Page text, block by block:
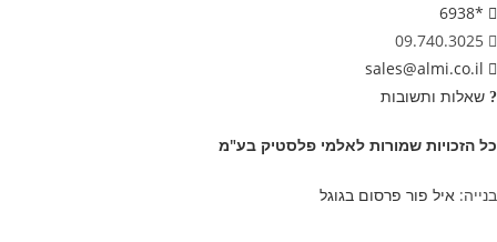
*6938
09.740.3025
sales@almi.co.il
שאלות ותשובות
הזכויות שמורות לאלמי פלסטיק בע"מ
איל פור פרסום בגוגל